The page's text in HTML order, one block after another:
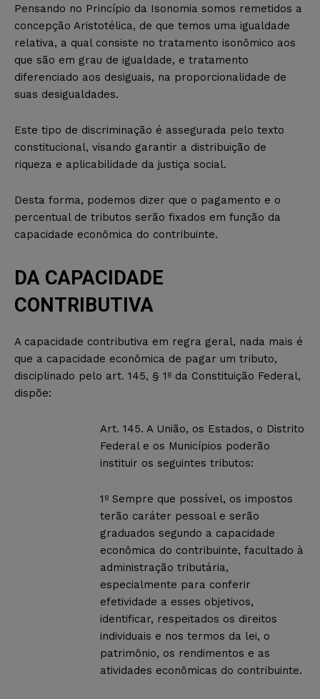
Pensando no Princípio da Isonomia somos remetidos a
concepção Aristotélica, de que temos uma igualdade
relativa, a qual consiste no tratamento isonômico aos
que são em grau de igualdade, e tratamento
diferenciado aos desiguais, na proporcionalidade de
suas desigualdades.
Este tipo de discriminação é assegurada pelo texto
constitucional, visando garantir a distribuição de
riqueza e aplicabilidade da justiça social.
Desta forma, podemos dizer que o pagamento e o
percentual de tributos serão fixados em função da
capacidade econômica do contribuinte.
DA CAPACIDADE
CONTRIBUTIVA
A capacidade contributiva em regra geral, nada mais é
que a capacidade econômica de pagar um tributo,
disciplinado pelo art. 145, § 1º da Constituição Federal,
dispõe:
Art. 145. A União, os Estados, o Distrito
Federal e os Municípios poderão
instituir os seguintes tributos:
1º Sempre que possível, os impostos
terão caráter pessoal e serão
graduados segundo a capacidade
econômica do contribuinte, facultado à
administração tributária,
especialmente para conferir
efetividade a esses objetivos,
identificar, respeitados os direitos
individuais e nos termos da lei, o
patrimônio, os rendimentos e as
atividades econômicas do contribuinte.